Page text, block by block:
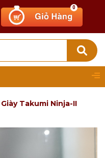
0
Giày Takumi Ninja-II